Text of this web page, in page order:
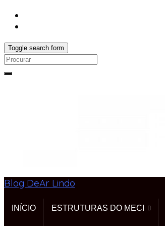
Toggle search form
Search
Blog DeAr Lindo
INÍCIO ESTRUTURAS DO MECI